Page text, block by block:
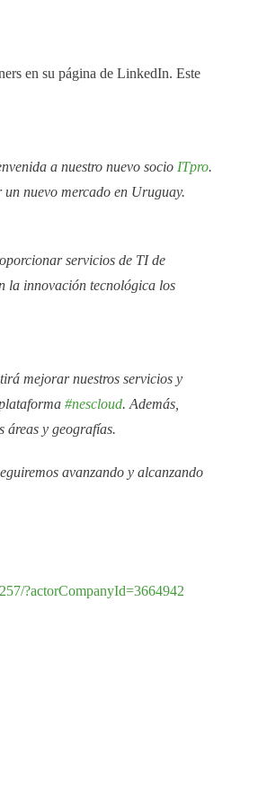
en su página de LinkedIn. Este
a nuestro nuevo socio ITpro.
nuevo mercado en Uruguay.
servicios de TI de
la innovación tecnológica los
mejorar nuestros servicios y
#nescloud. Además,
áreas y geografías.
avanzando y alcanzando
?actorCompanyId=3664942